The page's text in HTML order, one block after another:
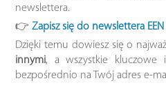
newslettera.
👉Zapisz się do newslettera EEN
Dzięki temu dowiesz się o
innymi, a wszystkie kluczowe
bezpośrednio na Twój adres e-